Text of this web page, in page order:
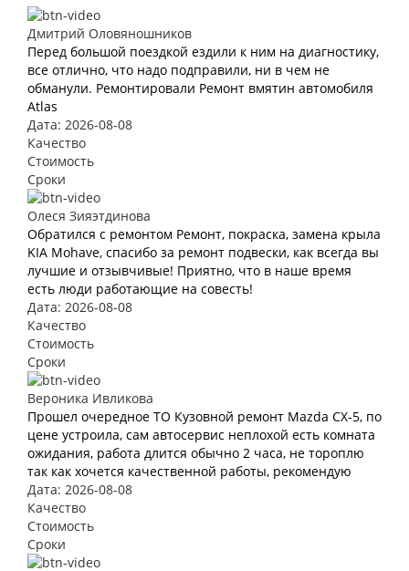
Дмитрий Оловяношников
Перед большой поездкой ездили к ним на диагностику,
все отлично, что надо подправили, ни в чем не
обманули. Ремонтировали Ремонт вмятин автомобиля
Atlas
Дата: 2026-08-08
Качество
Стоимость
Сроки
Олеся Зияэтдинова
Обратился с ремонтом Ремонт, покраска, замена крыла
KIA Mohave, спасибо за ремонт подвески, как всегда вы
лучшие и отзывчивые! Приятно, что в наше время
есть люди работающие на совесть!
Дата: 2026-08-08
Качество
Стоимость
Сроки
Вероника Ивликова
Прошел очередное ТО Кузовной ремонт Mazda CX-5, по
цене устроила, сам автосервис неплохой есть комната
ожидания, работа длится обычно 2 часа, не тороплю
так как хочется качественной работы, рекомендую
Дата: 2026-08-08
Качество
Стоимость
Сроки